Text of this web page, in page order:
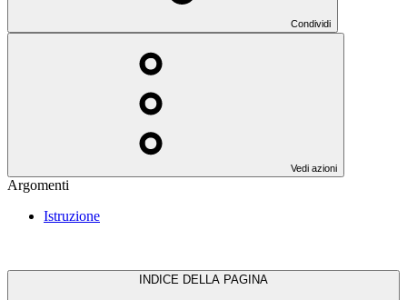
Condividi
Vedi azioni
Argomenti
Istruzione
INDICE DELLA PAGINA